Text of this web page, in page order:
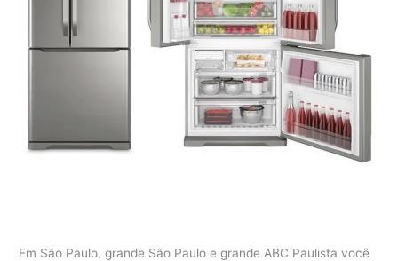
Em São Paulo, grande São Paulo e grande ABC Paulista você